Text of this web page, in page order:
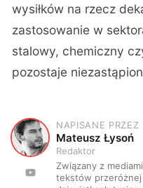
wysiłków na rzecz
zastosowanie w
stalowy, chemiczny
pozostaje
M
NAPISANE PRZEZ
Mateusz Łysoń
Redaktor
Związany z
tekstów przeróżnej